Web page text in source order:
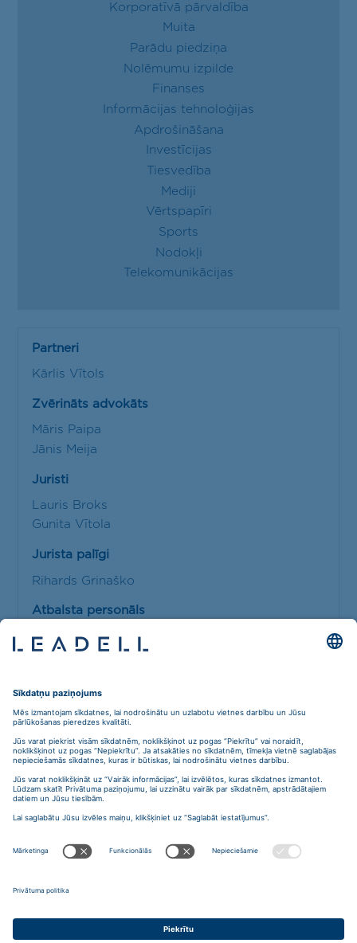
Korporatīvā pārvaldība
Muita
Parādu piedziņa
Nolēmumu izpilde
Finanses
Informācijas tehnoloģijas
Apdrošināšana
Investīcijas
Tiesvedība
Mediji
Vērtspapīri
Sports
Nodokļi
Telekomunikācijas
Partneri
Kārlis Vītols
Zvērināts advokāts
Māris Paipa
Jānis Meija
Juristi
Lauris Broks
Gunita Vītola
Jurista palīgi
Rihards Grinaško
Atbalsta personāls
Liene Vītola
Blaumaņa iela 5A-40,
Telefons: +371 6784 4977